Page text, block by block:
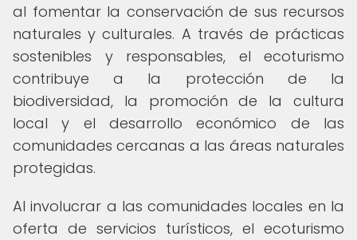
al fomentar la conservación de sus recursos
naturales y culturales. A través de prácticas
sostenibles y responsables, el ecoturismo
contribuye a la protección de la
biodiversidad, la promoción de la cultura
local y el desarrollo económico de las
comunidades cercanas a las áreas naturales
protegidas.
Al involucrar a las comunidades locales en la
oferta de servicios turísticos, el ecoturismo